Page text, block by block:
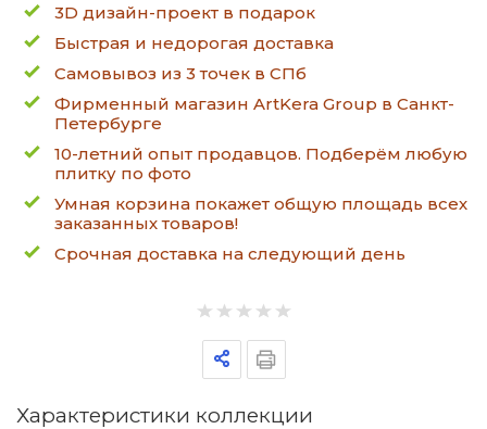
3D дизайн-проект в подарок
Быстрая и недорогая доставка
Самовывоз из 3 точек в СПб
Фирменный магазин ArtKera Group в Санкт-
Петербурге
10-летний опыт продавцов. Подберём любую
плитку по фото
Умная корзина покажет общую площадь всех
заказанных товаров!
Срочная доставка на следующий день
Характеристики коллекции